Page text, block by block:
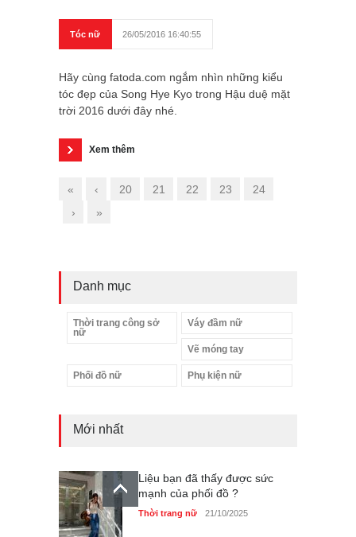
Tóc nữ 26/05/2016 16:40:55
Hãy cùng fatoda.com ngắm nhìn những kiểu
tóc đẹp của Song Hye Kyo trong Hậu duệ mặt
trời 2016 dưới đây nhé.
Xem thêm
« ‹ 20 21 22 23
24
›
»
Danh mục
Thời trang công sở
nữ
Váy đầm nữ
Vẽ móng tay
Phối đồ nữ Phụ kiện nữ
Mới nhất
Liệu bạn đã thấy được sức
mạnh của phối đồ ?
Thời trang nữ 21/10/2025